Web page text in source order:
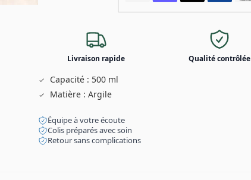
Livraison rapide Qualité contrôlée
Capacité : 500 ml
Matière : Argile
Équipe à votre écoute
Colis préparés avec soin
Retour sans complications